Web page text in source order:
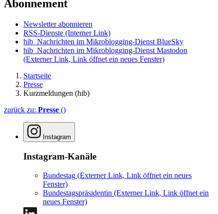
Abonnement
Newsletter abonnieren
RSS-Dienste (Interner Link)
hib_Nachrichten im Mikroblogging-Dienst BlueSky
hib_Nachrichten im Mikroblogging-Dienst Mastodon
(Externer Link, Link öffnet ein neues Fenster)
Startseite
Presse
Kurzmeldungen (hib)
zurück zu: Presse ()
Instagram
Instagram-Kanäle
Bundestag (Externer Link, Link öffnet ein neues
Fenster)
Bundestagspräsidentin (Externer Link, Link öffnet ein
neues Fenster)